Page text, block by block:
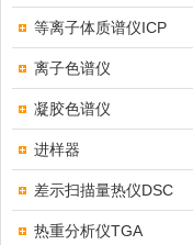
等离子体质谱仪ICP
离子色谱仪
凝胶色谱仪
进样器
差示扫描量热仪DSC
热重分析仪TGA